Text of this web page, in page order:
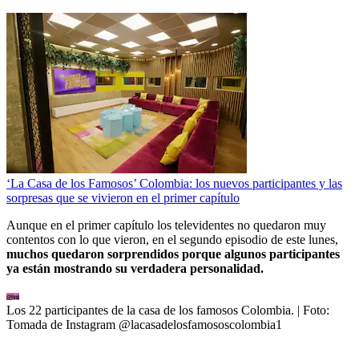
‘La Casa de los Famosos’ Colombia: los nuevos participantes y las
sorpresas que se vivieron en el primer capítulo
Aunque en el primer capítulo los televidentes no quedaron muy
contentos con lo que vieron, en el segundo episodio de este lunes,
muchos quedaron sorprendidos porque algunos participantes
ya están mostrando su verdadera personalidad.
Los 22 participantes de la casa de los famosos Colombia. | Foto:
Tomada de Instagram @lacasadelosfamososcolombia1